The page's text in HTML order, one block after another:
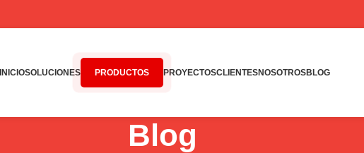
INICIOSOLUCIONES PRODUCTOS PROYECTOSCLIENTESNOSOTROSBLOG
Blog